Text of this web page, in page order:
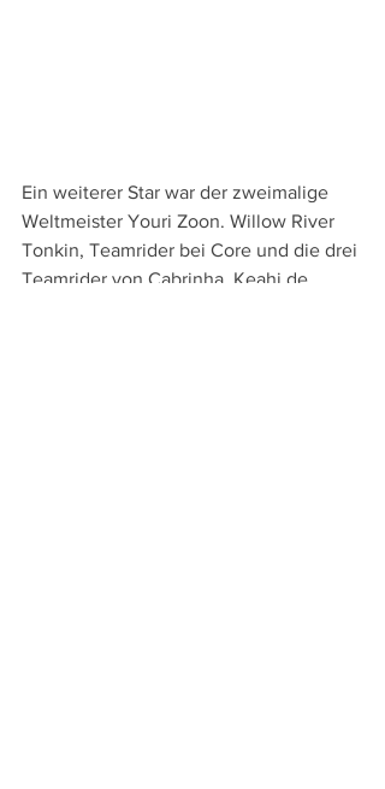
Ein weiterer Star war der zweimalige
Weltmeister Youri Zoon. Willow River
Tonkin, Teamrider bei Core und die drei
Teamrider von Cabrinha, Keahi de